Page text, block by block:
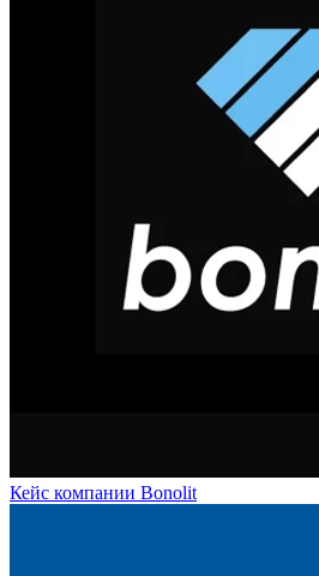
Кейс компании Bonolit